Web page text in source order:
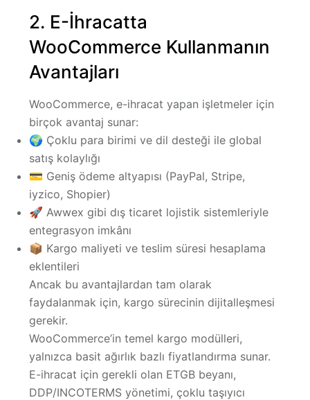
2. E-İhracatta
WooCommerce Kullanmanın
Avantajları
WooCommerce, e-ihracat yapan işletmeler için
birçok avantaj sunar:
🌍 Çoklu para birimi ve dil desteği ile global
satış kolaylığı
💳 Geniş ödeme altyapısı (PayPal, Stripe,
iyzico, Shopier)
🚀 Awwex gibi dış ticaret lojistik sistemleriyle
entegrasyon imkânı
📦 Kargo maliyeti ve teslim süresi hesaplama
eklentileri
Ancak bu avantajlardan tam olarak
faydalanmak için, kargo sürecinin dijitalleşmesi
gerekir.
WooCommerce’in temel kargo modülleri,
yalnızca basit ağırlık bazlı fiyatlandırma sunar.
E-ihracat için gerekli olan ETGB beyanı,
DDP/INCOTERMS yönetimi, çoklu taşıyıcı